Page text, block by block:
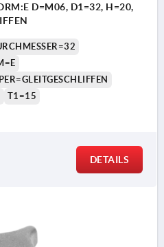
D=M06, D1=32, H=20,
T1=15
DETAILS